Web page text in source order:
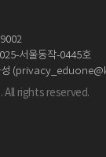
서울동작-0445호
성
rights reserved.